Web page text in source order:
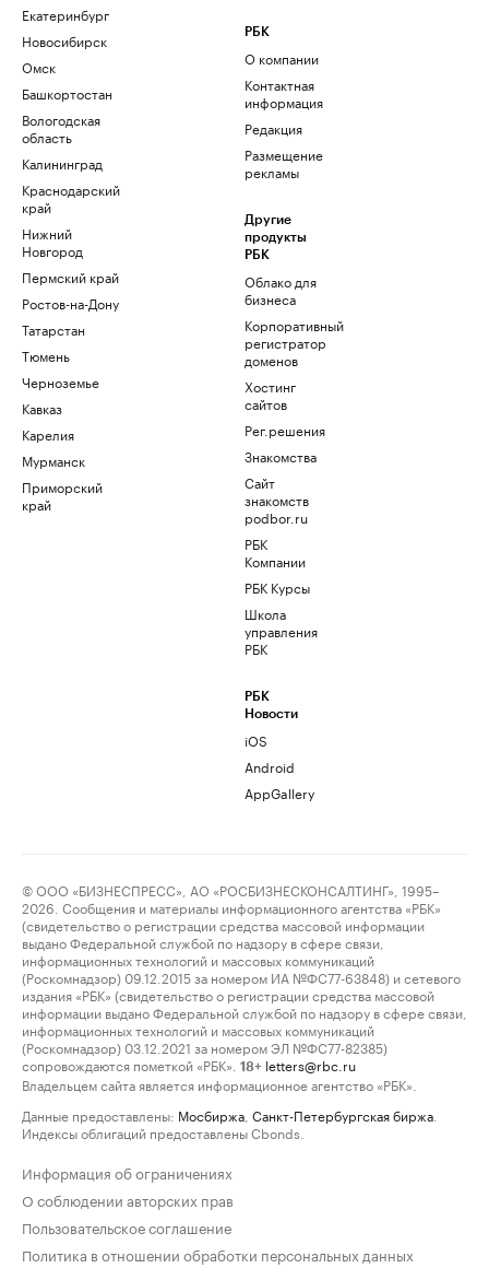
Екатеринбург
Новосибирск
Омск
Башкортостан
Вологодская
область
Калининград
Краснодарский
край
Нижний
Новгород
Пермский край
Ростов-на-Дону
Татарстан
Тюмень
Черноземье
Кавказ
Карелия
Мурманск
Приморский
край
РБК
О компании
Контактная
информация
Редакция
Размещение
рекламы
Другие
продукты
РБК
Облако для
бизнеса
Корпоративный
регистратор
доменов
Хостинг
сайтов
Рег.решения
Знакомства
Сайт
знакомств
podbor.ru
РБК
Компании
РБК Курсы
Школа
управления
РБК
РБК
Новости
iOS
Android
AppGallery
© ООО «БИЗНЕСПРЕСС», АО «РОСБИЗНЕСКОНСАЛТИНГ», 1995–
2026. Сообщения и материалы информационного агентства «РБК»
(свидетельство о регистрации средства массовой информации
выдано Федеральной службой по надзору в сфере связи,
информационных технологий и массовых коммуникаций
(Роскомнадзор) 09.12.2015 за номером ИА №ФС77-63848) и сетевого
издания «РБК» (свидетельство о регистрации средства массовой
информации выдано Федеральной службой по надзору в сфере связи,
информационных технологий и массовых коммуникаций
(Роскомнадзор) 03.12.2021 за номером ЭЛ №ФС77-82385)
сопровождаются пометкой «РБК».
18+ letters@rbc.ru
Владельцем сайта является информационное агентство «РБК».
Данные предоставлены: Мосбиржа Санкт-Петербургская биржа
Индексы облигаций предоставлены Cbonds.
Информация об ограничениях
О соблюдении авторских прав
Пользовательское соглашение
Политика в отношении обработки персональных данных